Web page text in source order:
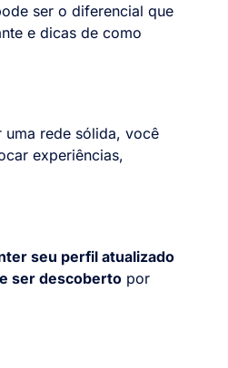
ser o diferencial que
e dicas de como
uma rede sólida, você
experiências,
seu perfil atualizado
ser descoberto por